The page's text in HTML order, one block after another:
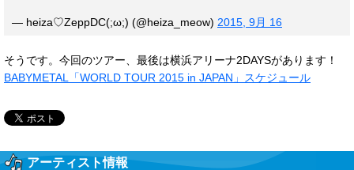
— heiza♡ZeppDC(;ω;) (@heiza_meow) 2015, 9月 16
そうです。今回のツアー、最後は横浜アリーナ2DAYSがあります！
BABYMETAL「WORLD TOUR 2015 in JAPAN」スケジュール
アーティスト情報